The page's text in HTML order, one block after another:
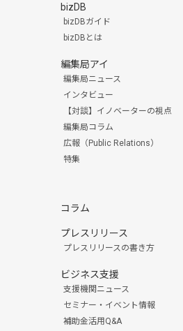
bizDB
bizDBガイド
bizDBとは
編集局アイ
編集局ニュース
インタビュー
【対談】イノベーターの視点
編集局コラム
広報（Public Relations）
特集
コラム
プレスリリース
プレスリリースの書き方
ビジネス支援
支援機関ニュース
セミナー・イベント情報
補助金活用Q&A